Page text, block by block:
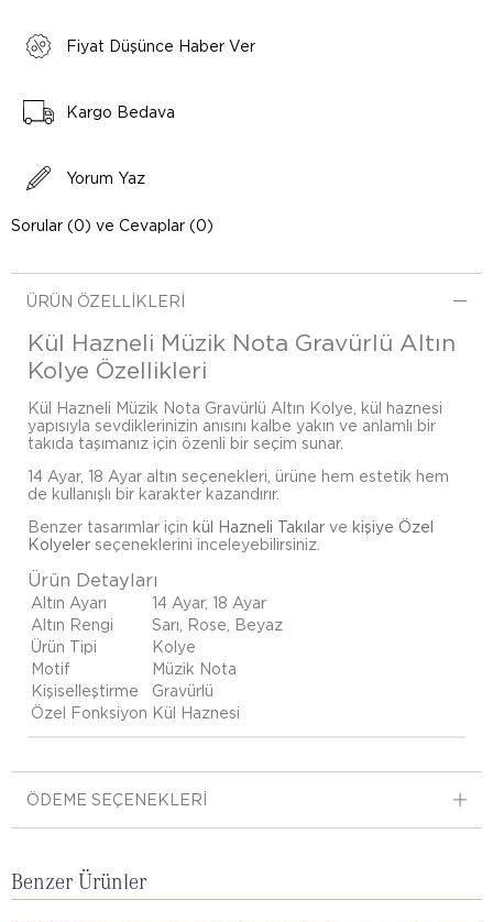
Fiyat Düşünce Haber Ver
Kargo Bedava
Yorum Yaz
Sorular (0) ve Cevaplar (0)
ÜRÜN ÖZELLIKLERI
Kül Hazneli Müzik Nota Gravürlü Altın
Kolye Özellikleri
Kül Hazneli Müzik Nota Gravürlü Altın Kolye, kül haznesi
yapısıyla sevdiklerinizin anısını kalbe yakın ve anlamlı bir
takıda taşımanız için özenli bir seçim sunar.
14 Ayar, 18 Ayar altın seçenekleri, ürüne hem estetik hem
de kullanışlı bir karakter kazandırır.
Benzer tasarımlar için kül Hazneli Takılar ve kişiye Özel
Kolyeler seçeneklerini inceleyebilirsiniz.
Ürün Detayları
Altın Ayarı
14 Ayar, 18 Ayar
Altın Rengi
Sarı, Rose, Beyaz
Ürün Tipi
Kolye
Motif
Müzik Nota
Kişiselleştirme
Gravürlü
Özel Fonksiyon Kül Haznesi
ÖDEME SEÇENEKLERI
Benzer Ürünler